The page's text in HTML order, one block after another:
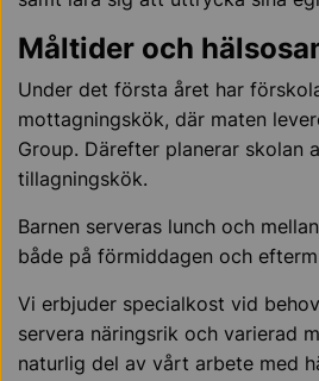
Måltider och
Under det första året har
mottagningskök, där maten
Group. Därefter planerar skolan
tillagningskök.
Barnen serveras lunch och
både på förmiddagen och
Vi erbjuder specialkost vid
servera näringsrik och varierad
naturlig del av vårt arbete med